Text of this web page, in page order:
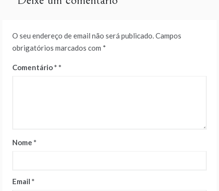
O seu endereço de email não será publicado.Campos
obrigatórios marcados com *
Comentário*
Nome *
Email *